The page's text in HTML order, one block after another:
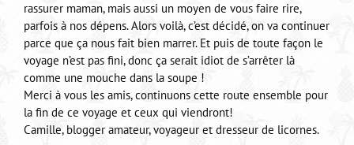
rassurer maman, mais aussi un moyen de vous faire rire,
parfois à nos dépens. Alors voilà, c’est décidé, on va continuer
parce que ça nous fait bien marrer. Et puis de toute façon le
voyage n’est pas fini, donc ça serait idiot de s’arrêter là
comme une mouche dans la soupe !
Merci à vous les amis, continuons cette route ensemble pour
la fin de ce voyage et ceux qui viendront!
Camille, blogger amateur, voyageur et dresseur de licornes.